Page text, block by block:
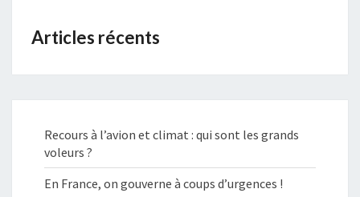
Articles récents
Recours à l’avion et climat : qui sont les grands
voleurs ?
En France, on gouverne à coups d’urgences !